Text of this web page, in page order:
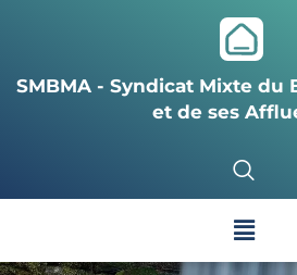
SMBMA - Syndicat Mixte du
et de ses